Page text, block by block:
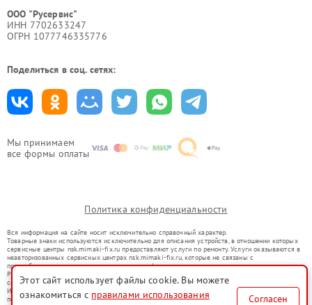
Мы принимаем
все формы оплаты
ООО "Русервис"
ИНН 7702633247
ОГРН 1077746335776
Поделиться в соц. сетях:
Политика конфиденциальности
Вся информация на сайте носит исключительно справочный характер.
Товарные знаки используются исключительно для описания устройств, в отношении которых
сервисные центры nsk.mimaki-fix.ru предоставляют услуги по ремонту. Услуги оказываются в
неавторизованных сервисных центрах nsk.mimaki-fix.ru, которые не связаны с
правообладателями товарных знаков или их официальными представителями.
Ремонт осуществляется для устройств, уже введенных в гражданский оборот в соответствии
со статьей 1487 ГК РФ.
Использование товарных знаков не преследует цели индивидуализации услуг или введения
потребителей в заблуждение, а служит для информирования о предоставляемых услугах по
Этот сайт использует файлы cookie. Вы можете
ознакомиться с правилами использования
Согласен